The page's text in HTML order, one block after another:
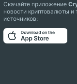
Скачайте приложение
новости криптовалюты и
источников: